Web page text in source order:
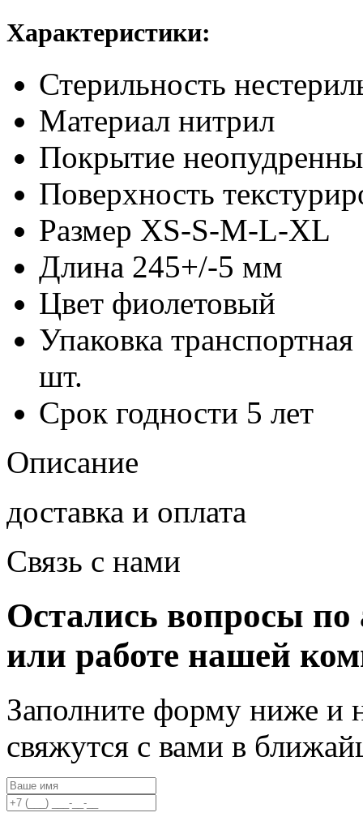
Характеристики:
Стерильность
Материал нитрил
Покрытие
Поверхность
Размер XS-S-M-L-XL
Длина 245+/-5 мм
Цвет фиолетовый
Упаковка транспортная
шт.
Срок годности 5 лет
Описание
доставка и оплата
Связь с нами
Остались вопросы по
или работе нашей
Заполните форму ниже и
свяжутся с вами в